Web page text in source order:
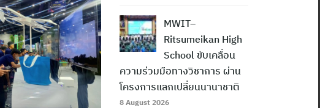
MWIT–
Ritsumeikan High
School ขับเคลื่อน
ความร่วมมือทางวิชาการ ผ่าน
โครงการแลกเปลี่ยนนานาชาติ
8 August 2026